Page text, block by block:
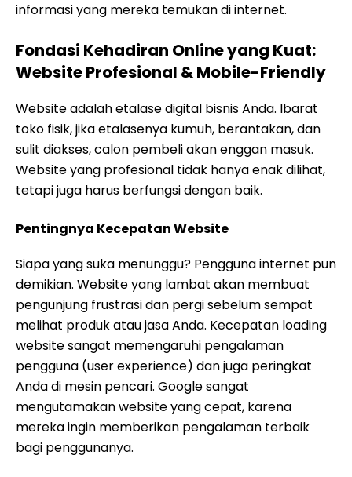
informasi yang mereka temukan di internet.
Fondasi Kehadiran Online yang Kuat:
Website Profesional & Mobile-Friendly
Website adalah etalase digital bisnis Anda. Ibarat
toko fisik, jika etalasenya kumuh, berantakan, dan
sulit diakses, calon pembeli akan enggan masuk.
Website yang profesional tidak hanya enak dilihat,
tetapi juga harus berfungsi dengan baik.
Pentingnya Kecepatan Website
Siapa yang suka menunggu? Pengguna internet pun
demikian. Website yang lambat akan membuat
pengunjung frustrasi dan pergi sebelum sempat
melihat produk atau jasa Anda. Kecepatan loading
website sangat memengaruhi pengalaman
pengguna (user experience) dan juga peringkat
Anda di mesin pencari. Google sangat
mengutamakan website yang cepat, karena
mereka ingin memberikan pengalaman terbaik
bagi penggunanya.